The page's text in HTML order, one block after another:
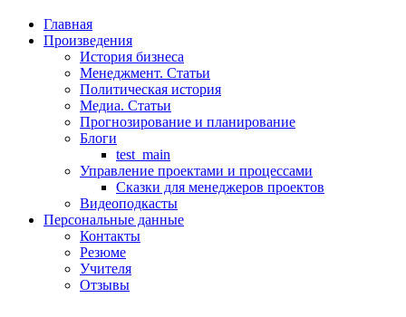
Главная
Произведения
История бизнеса
Менеджмент. Статьи
Политическая история
Медиа. Статьи
Прогнозирование и планирование
Блоги
test_main
Управление проектами и процессами
Сказки для менеджеров проектов
Видеоподкасты
Персональные данные
Контакты
Резюме
Учителя
Отзывы